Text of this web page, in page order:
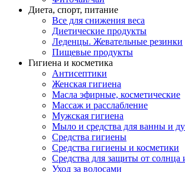
Диета, спорт, питание
Все для снижения веса
Диетические продукты
Леденцы. Жевательные резинки
Пищевые продукты
Гигиена и косметика
Антисептики
Женская гигиена
Масла эфирные, косметические
Массаж и расслабление
Мужская гигиена
Мыло и средства для ванны и
Средства гигиены
Средства гигиены и косметики
Средства для защиты от солнца
Уход за волосами